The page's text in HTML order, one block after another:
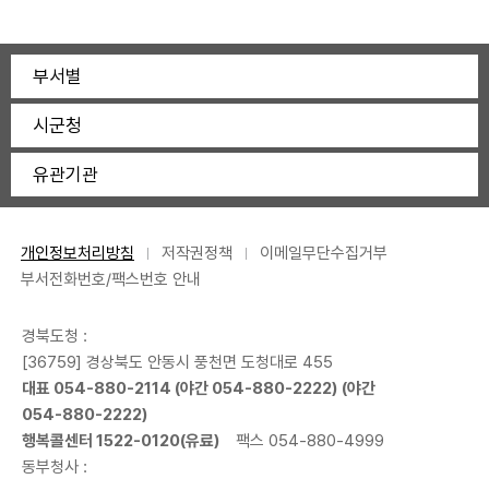
부서별
시군청
유관기관
개인정보처리방침 저작권정책
이메일무단수집거부
부서전화번호/팩스번호 안내
경북도청 :
[36759] 경상북도 안동시 풍천면 도청대로 455
대표 054-880-2114 (야간 054-880-2222) (야간
054-880-2222)
행복콜센터 1522-0120(유료)
팩스 054-880-4999
동부청사 :